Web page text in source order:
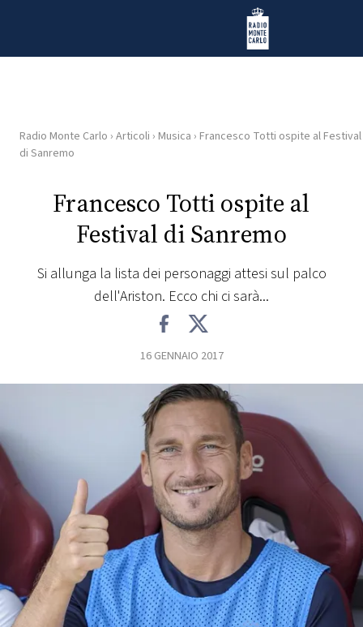
Radio Monte Carlo
HOME
RADIO
CONCORSI
EVENTI
VIDEO
TV
Radio Monte Carlo › Articoli › Musica › Francesco Totti ospite al Festival
di Sanremo
Francesco Totti ospite al
Festival di Sanremo
Si allunga la lista dei personaggi attesi sul palco
dell'Ariston. Ecco chi ci sarà...
16 GENNAIO 2017